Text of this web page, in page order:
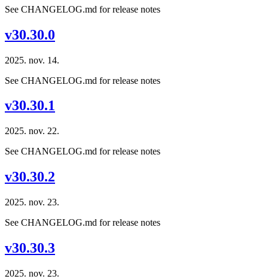
See CHANGELOG.md for release notes
v30.30.0
2025. nov. 14.
See CHANGELOG.md for release notes
v30.30.1
2025. nov. 22.
See CHANGELOG.md for release notes
v30.30.2
2025. nov. 23.
See CHANGELOG.md for release notes
v30.30.3
2025. nov. 23.